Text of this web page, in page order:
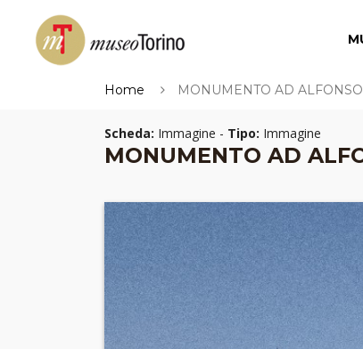
Home MONUMENTO AD
Scheda: Immagine - Tipo: Immagine
MONUMENTO AD